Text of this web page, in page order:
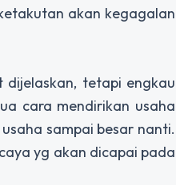
akan kegagalan
dijelaskan, tetapi engkau
cara mendirikan usaha
sampai besar nanti.
yg akan dicapai pada